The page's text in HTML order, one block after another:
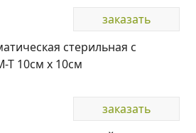
заказать
стерильная с
10см х 10см
заказать